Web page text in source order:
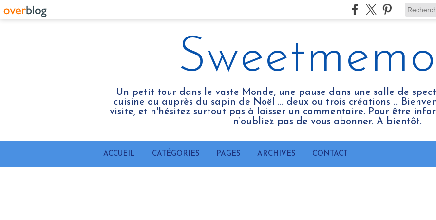
Un petit tour dans le vaste Monde, une pause dans une salle de
cuisine ou auprès du sapin de Noël ... deux ou trois créations …
visite, et n'hésitez surtout pas à laisser un commentaire. Pour être
n’oubliez pas de vous abonner. A bientôt.
ACCUEIL CATÉGORIES PAGES ARCHIVES CONTACT